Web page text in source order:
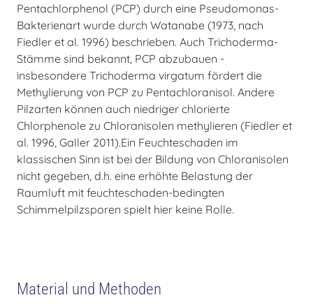
Pentachlorphenol (PCP) durch eine Pseudomonas-
Bakterienart wurde durch Watanabe (1973, nach
Fiedler et al. 1996) beschrieben. Auch Trichoderma-
Stämme sind bekannt, PCP abzubauen -
insbesondere Trichoderma virgatum fördert die
Methylierung von PCP zu Pentachloranisol. Andere
Pilzarten können auch niedriger chlorierte
Chlorphenole zu Chloranisolen methylieren (Fiedler et
al. 1996, Galler 2011).Ein Feuchteschaden im
klassischen Sinn ist bei der Bildung von Chloranisolen
nicht gegeben, d.h. eine erhöhte Belastung der
Raumluft mit feuchteschaden-bedingten
Schimmelpilzsporen spielt hier keine Rolle.
Material und Methoden